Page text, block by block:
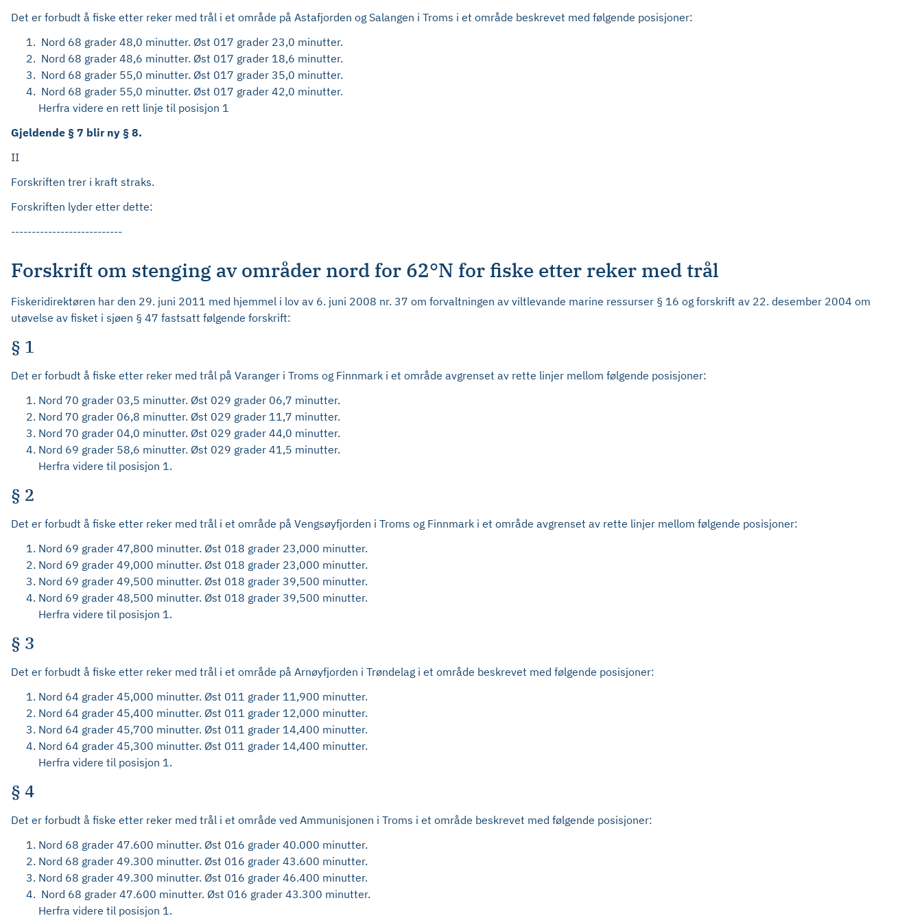
Det er forbudt å fiske etter reker med trål i et område på Astafjorden og Salangen i Troms i et område beskrevet med følgende posisjoner:
Nord 68 grader 48,0 minutter. Øst 017 grader 23,0 minutter.
Nord 68 grader 48,6 minutter. Øst 017 grader 18,6 minutter.
Nord 68 grader 55,0 minutter. Øst 017 grader 35,0 minutter.
Nord 68 grader 55,0 minutter. Øst 017 grader 42,0 minutter.
Herfra videre en rett linje til posisjon 1
Gjeldende § 7 blir ny § 8.
II
Forskriften trer i kraft straks.
Forskriften lyder etter dette:
---------------------------
Forskrift om stenging av områder nord for 62°N for fiske etter reker med trål
Fiskeridirektøren har den 29. juni 2011 med hjemmel i lov av 6. juni 2008 nr. 37 om forvaltningen av viltlevande marine ressurser § 16 og forskrift av 22. desember 2004 om
utøvelse av fisket i sjøen § 47 fastsatt følgende forskrift:
§ 1
Det er forbudt å fiske etter reker med trål på Varanger i Troms og Finnmark i et område avgrenset av rette linjer mellom følgende posisjoner:
Nord 70 grader 03,5 minutter. Øst 029 grader 06,7 minutter.
Nord 70 grader 06,8 minutter. Øst 029 grader 11,7 minutter.
Nord 70 grader 04,0 minutter. Øst 029 grader 44,0 minutter.
Nord 69 grader 58,6 minutter. Øst 029 grader 41,5 minutter.
Herfra videre til posisjon 1.
§ 2
Det er forbudt å fiske etter reker med trål i et område på Vengsøyfjorden i Troms og Finnmark i et område avgrenset av rette linjer mellom følgende posisjoner:
Nord 69 grader 47,800 minutter. Øst 018 grader 23,000 minutter.
Nord 69 grader 49,000 minutter. Øst 018 grader 23,000 minutter.
Nord 69 grader 49,500 minutter. Øst 018 grader 39,500 minutter.
Nord 69 grader 48,500 minutter. Øst 018 grader 39,500 minutter.
Herfra videre til posisjon 1.
§ 3
Det er forbudt å fiske etter reker med trål i et område på Arnøyfjorden i Trøndelag i et område beskrevet med følgende posisjoner:
Nord 64 grader 45,000 minutter. Øst 011 grader 11,900 minutter.
Nord 64 grader 45,400 minutter. Øst 011 grader 12,000 minutter.
Nord 64 grader 45,700 minutter. Øst 011 grader 14,400 minutter.
Nord 64 grader 45,300 minutter. Øst 011 grader 14,400 minutter.
Herfra videre til posisjon 1.
§ 4
Det er forbudt å fiske etter reker med trål i et område ved Ammunisjonen i Troms i et område beskrevet med følgende posisjoner:
Nord 68 grader 47.600 minutter. Øst 016 grader 40.000 minutter.
Nord 68 grader 49.300 minutter. Øst 016 grader 43.600 minutter.
Nord 68 grader 49.300 minutter. Øst 016 grader 46.400 minutter.
Nord 68 grader 47.600 minutter. Øst 016 grader 43.300 minutter.
Herfra videre til posisjon 1.